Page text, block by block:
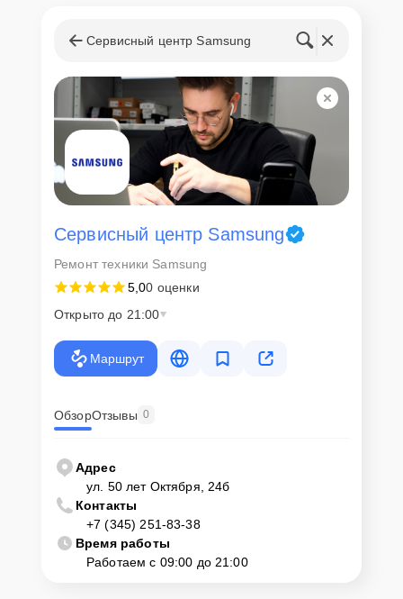
Сервисный центр Samsung
Сервисный центр Samsung
Ремонт техники Samsung
5,00 оценки
Открыто до 21:00
Маршрут
ОбзорОтзывы 0
Адрес
ул. 50 лет Октября, 24б
Контакты
+7 (345) 251-83-38
Время работы
Работаем с 09:00 до 21:00